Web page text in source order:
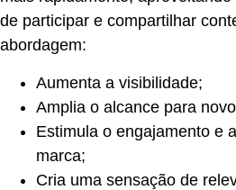
de participar e compartilhar
abordagem:
Aumenta a visibilidade;
Amplia o alcance para
Estimula o engajamento e
marca;
Cria uma sensação de